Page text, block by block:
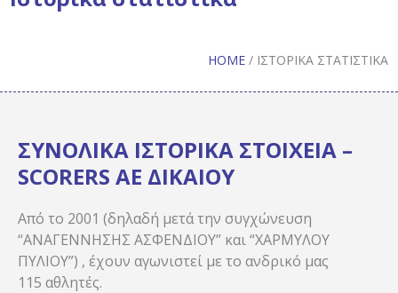
HOME / ΙΣΤΟΡΙΚΆ ΣΤΑΤΙΣΤΙΚΆ
ΣΥΝΟΛΙΚΑ ΙΣΤΟΡΙΚΑ ΣΤΟΙΧΕΙΑ –
SCORERS ΑΕ ΔΙΚΑΙΟΥ
Από το 2001 (δηλαδή μετά την συγχώνευση
“ΑΝΑΓΕΝΝΗΣΗΣ ΑΣΦΕΝΔΙΟΥ” και “ΧAΡΜΥΛΟΥ
ΠΥΛΙΟΥ”) , έχουν αγωνιστεί με το ανδρικό μας
115 αθλητές.